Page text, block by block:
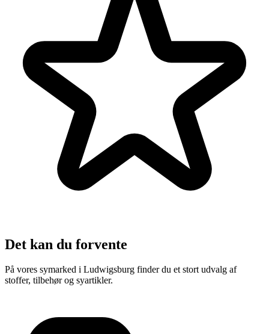
Det kan du forvente
På vores symarked i Ludwigsburg finder du et stort udvalg af
stoffer, tilbehør og syartikler.